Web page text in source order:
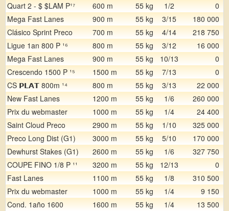
Quart 2 - $ $LAM P¹⁷
600 m 55 kg 1/2 0
Mega Fast Lanes
900 m 55 kg 3/15 180 000
Clásico Sprint Preco
700 m 55 kg 4/14 218 750
Ligue 1an 800 P ¹⁶
800 m 55 kg 3/12 16 000
Mega Fast Lanes
900 m 55 kg 10/13 0
Crescendo 1500 P ¹⁵
1500 m 55 kg 7/13 0
CS 𝗣𝗟𝗔𝗧 800m ¹⁴
800 m 55 kg 3/13 22 000
New Fast Lanes
1200 m 55 kg 1/6 260 000
Prix du webmaster
1000 m 55 kg 1/4 24 400
Saint Cloud Preco
2900 m 55 kg 1/10 325 000
Preco Long Dist (G1)
3000 m 55 kg 5/10 170 000
Dewhurst Stakes (G1)
2600 m 55 kg 1/6 327 750
COUPE FINO 1/8 P ¹¹
3200 m 55 kg 12/13 0
Fast Lanes
1100 m 55 kg 1/8 310 500
Prix du webmaster
1000 m 55 kg 1/4 9 150
Cond. 1año 1600
1600 m 55 kg 1/4 13 500